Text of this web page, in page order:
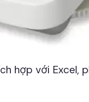
hợp với Excel,